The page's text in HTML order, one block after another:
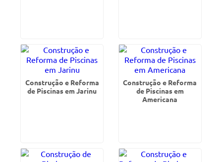
Construção e Reforma
de Piscinas em Jarinu
Construção e Reforma
de Piscinas em
Americana